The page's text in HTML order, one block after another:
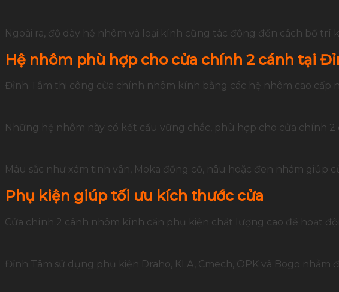
Ngoài ra, độ dày hệ nhôm và loại kính cũng tác động đến cách bố trí
Hệ nhôm phù hợp cho cửa chính 2 cánh tại
Đỉnh Tâm thi công cửa chính nhôm kính bằng các hệ nhôm cao cấp
Những hệ nhôm này có kết cấu vững chắc, phù hợp cho cửa chính
Màu sắc như xám tinh vân, Moka đồng cổ, nâu hoặc đen nhám
Phụ kiện giúp tối ưu kích thước cửa
Cửa chính 2 cánh nhôm kính cần phụ kiện chất lượng cao để hoạt
Đỉnh Tâm sử dụng phụ kiện Draho, KLA, Cmech, OPK và Bogo